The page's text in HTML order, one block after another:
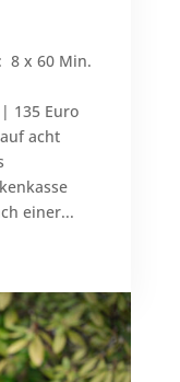
8 x 60 Min.
135 Euro
acht
einer...